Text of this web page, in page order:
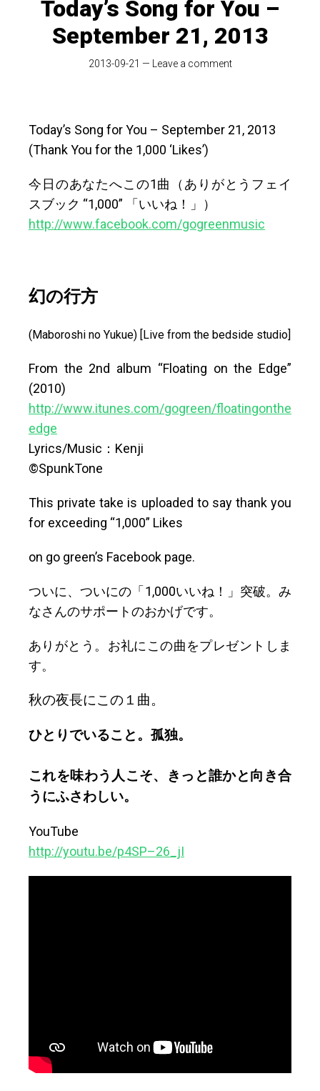
Today’s Song for You –
September 21, 2013
2013-09-21 — Leave a comment
Today’s Song for You – September 21, 2013
(Thank You for the 1,000 ‘Likes’)
今日のあなたへこの1曲（ありがとうフェイ
スブック “1,000” 「いいね！」）
http://www.facebook.com/gogreenmusic
幻の行方
(Maboroshi no Yukue) [Live from the bedside studio]
From the 2nd album “Floating on the Edge”
(2010)
http://www.itunes.com/gogreen/floatingonthe
edge
Lyrics/Music：Kenji
©SpunkTone
This private take is uploaded to say thank you
for exceeding “1,000” Likes
on go green’s Facebook page.
ついに、ついにの「1,000いいね！」突破。み
なさんのサポートのおかげです。
ありがとう。お礼にこの曲をプレゼントしま
す。
秋の夜長にこの１曲。
ひとりでいること。孤独。
これを味わう人こそ、きっと誰かと向き合
うにふさわしい。
YouTube
http://youtu.be/p4SP–26_jI